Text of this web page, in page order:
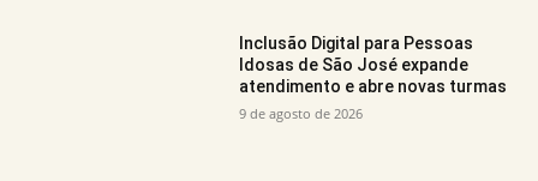
Inclusão Digital para Pessoas
Idosas de São José expande
atendimento e abre novas turmas
9 de agosto de 2026